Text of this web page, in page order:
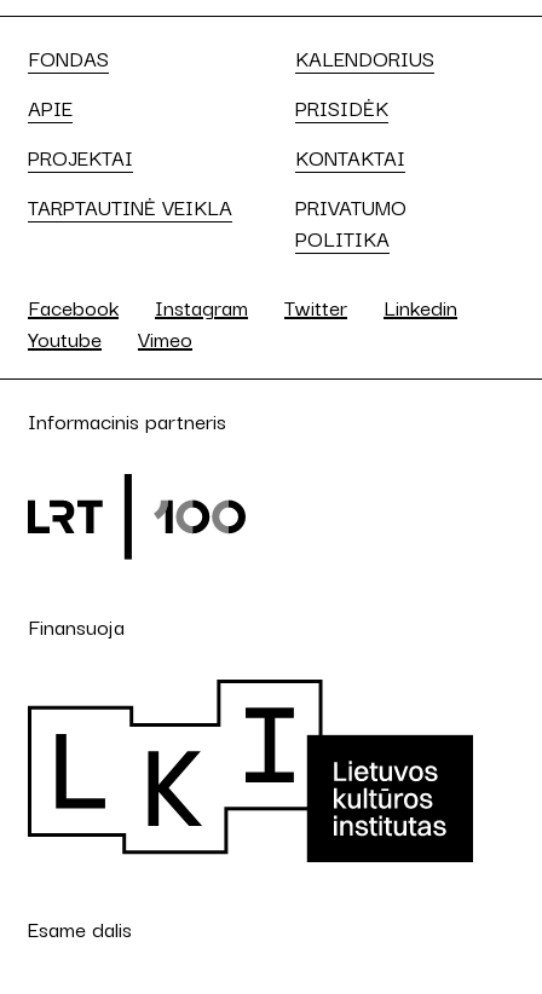
FONDAS
APIE
PROJEKTAI
TARPTAUTINĖ VEIKLA
KALENDORIUS
PRISIDĖK
KONTAKTAI
PRIVATUMO
POLITIKA
Facebook Instagram Twitter
Linkedin
Youtube
Vimeo
Informacinis partneris
Finansuoja
Esame dalis